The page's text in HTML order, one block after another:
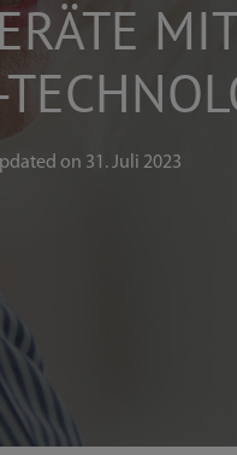
MIT
on 31. Juli 2023